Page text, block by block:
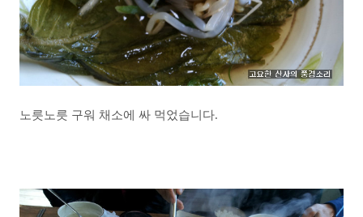
노릇노릇 구워 채소에 싸 먹었습니다.